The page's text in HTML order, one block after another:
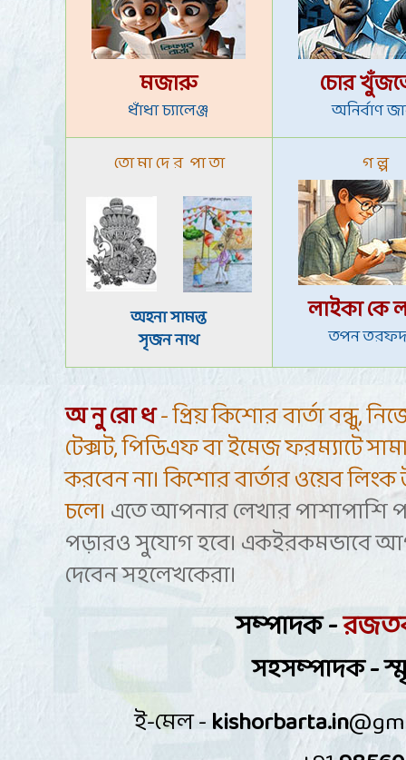
মজারু
ধাঁধা চ্যালেঞ্জ
চোর
অনির্বাণ
তো মা দে র পা তা
অহনা সামন্ত
সৃজন নাথ
গ ল্প
লাইকা কে
তপন
অ নু রো ধ- প্রিয় কিশোর বার্তা বন্ধু,
টেক্সট, পিডিএফ বা ইমেজ ফরম্যাটে
করবেন না। কিশোর বার্তার ওয়েব
চলে। এতে আপনার লেখার পাশাপাশি
পড়ারও সুযোগ হবে। একইরকমভাবে
দেবেন সহলেখকেরা।
সম্পাদক -
সহসম্পাদক -
ই-মেল -kishorbarta.in